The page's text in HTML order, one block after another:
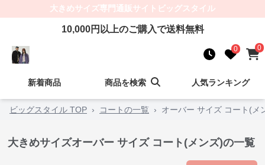
大きめサイズ専門通販サイト ビッグスタイル
10,000円以上のご購入で送料無料
0 0
新着商品 商品を検索 人気ランキング
ビッグスタイル TOP › コートの一覧 › オーバー サイズ コート(メ
大きめサイズオーバー サイズ コート(メンズ)の一覧